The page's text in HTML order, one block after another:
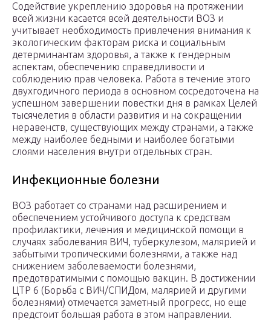
Содействие укреплению здоровья на протяжении
всей жизни касается всей деятельности ВОЗ и
учитывает необходимость привлечения внимания к
экологическим факторам риска и социальным
детерминантам здоровья, а также к гендерным
аспектам, обеспечению справедливости и
соблюдению прав человека. Работа в течение этого
двухгодичного периода в основном сосредоточена на
успешном завершении повестки дня в рамках Целей
тысячелетия в области развития и на сокращении
неравенств, существующих между странами, а также
между наиболее бедными и наиболее богатыми
слоями населения внутри отдельных стран.
Инфекционные болезни
ВОЗ работает со странами над расширением и
обеспечением устойчивого доступа к средствам
профилактики, лечения и медицинской помощи в
случаях заболевания ВИЧ, туберкулезом, малярией и
забытыми тропическими болезнями, а также над
снижением заболеваемости болезнями,
предотвратимыми с помощью вакцин. В достижении
ЦТР 6 (Борьба с ВИЧ/СПИДом, малярией и другими
болезнями) отмечается заметный прогресс, но еще
предстоит большая работа в этом направлении.